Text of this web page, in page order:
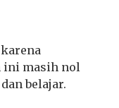
ini masih nol
belajar.